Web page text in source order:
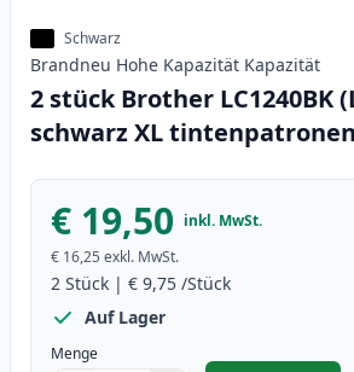
Schwarz
Brandneu Hohe Kapazität Kapazität
2 stück Brother LC1240BK
schwarz XL
€ 19,50 inkl. MwSt.
€ 16,25 exkl. MwSt.
2 Stück | € 9,75 /Stück
Auf Lager
Menge